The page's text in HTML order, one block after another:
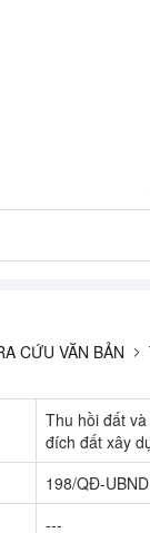
CỨU VĂN BẢN
Thu hồi đất
đích đất xây
198/QĐ-UBND
---